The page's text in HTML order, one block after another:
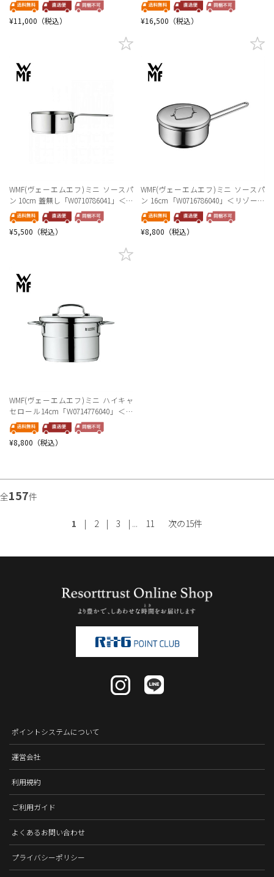
¥11,000（税込）
¥16,500（税込）
WMF(ヴェーエムエフ)ミニ ソースパ
ン 10cm 蓋無し「W0710786041」＜リ
ゾートトラストセレクション＞
¥5,500（税込）
WMF(ヴェーエムエフ)ミニ ソースパ
ン 16cm「W0716786040」＜リゾート
トラストセレクション＞
¥8,800（税込）
WMF(ヴェーエムエフ)ミニ ハイキャ
セロール14cm「W0714776040」＜リ
ゾートトラストセレクション＞
¥8,800（税込）
全157件
1 | 2 | 3 | ... 11 次の15件
ポイントシステムについて
運営会社
利用規約
ご利用ガイド
よくあるお問い合わせ
プライバシーポリシー